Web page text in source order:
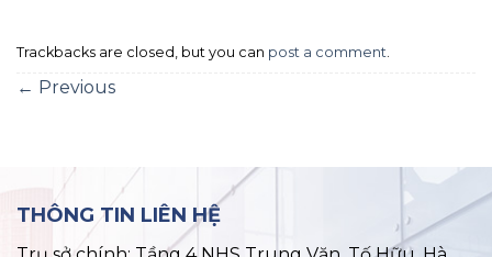
Trackbacks are closed, but you can post a comment.
← Previous
THÔNG TIN LIÊN HỆ